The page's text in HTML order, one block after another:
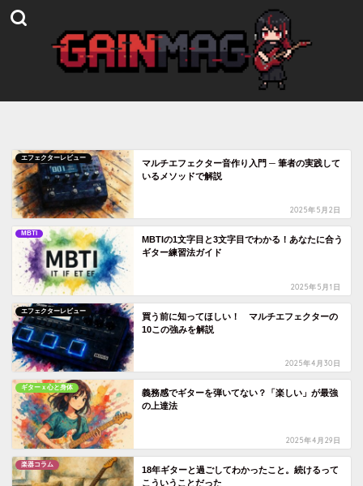
エフェクターレビュー
マルチエフェクター音作り入門 ─ 筆者の実践して
いるメソッドで解説
2025年5月2日
MBTI
MBTIの1文字目と3文字目でわかる！あなたに合う
ギター練習法ガイド
2025年5月1日
エフェクターレビュー
買う前に知ってほしい！ マルチエフェクターの
10この強みを解説
2025年4月30日
ギターｘ心と身体
義務感でギターを弾いてない？「楽しい」が最強
の上達法
2025年4月29日
楽器コラム
18年ギターと過ごしてわかったこと。続けるって
こういうことだった